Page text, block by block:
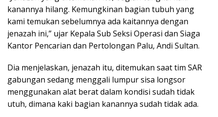
kanannya hilang. Kemungkinan bagian tubuh yang
kami temukan sebelumnya ada kaitannya dengan
jenazah ini,” ujar Kepala Sub Seksi Operasi dan Siaga
Kantor Pencarian dan Pertolongan Palu, Andi Sultan.
Dia menjelaskan, jenazah itu, ditemukan saat tim SAR
gabungan sedang menggali lumpur sisa longsor
menggunakan alat berat dalam kondisi sudah tidak
utuh, dimana kaki bagian kanannya sudah tidak ada.